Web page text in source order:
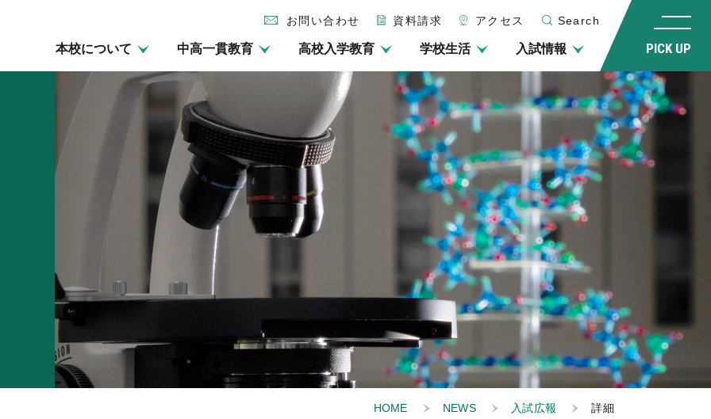
お問い合わせ 資料請求 アクセス Search
本校について 中高一貫教育 高校入学教育 学校生活 入試情報
HOME NEWS 入試広報 詳細